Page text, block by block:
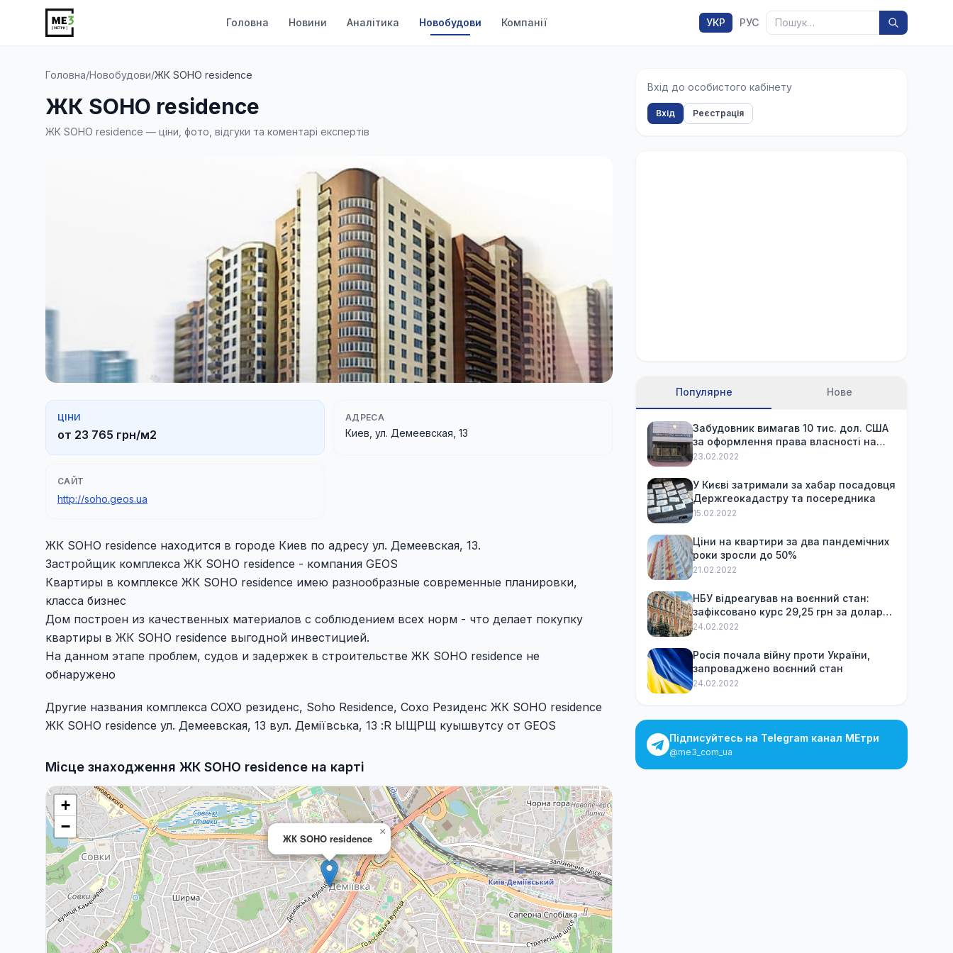
Головна Новини Аналітика Новобудови Компанії УКР РУС Пошук
Головна/Новобудови/ЖК SOHO residence
ЖК SOHO residence
ЖК SOHO residence — ціни, фото, відгуки та коментарі експертів
ЦІНИ
от 23 765 грн/м2
АДРЕСА
Киев, ул. Демеевская, 13
САЙТ
http://soho.geos.ua
ЖК SOHO residence находится в городе Киев по адресу ул. Демеевская, 13.
Застройщик комплекса ЖК SOHO residence - компания GEOS
Квартиры в комплексе ЖК SOHO residence имею разнообразные современные планировки,
класса бизнес
Дом построен из качественных материалов с соблюдением всех норм - что делает покупку
квартиры в ЖК SOHO residence выгодной инвестицией.
На данном этапе проблем, судов и задержек в строительстве ЖК SOHO residence не
обнаружено
Другие названия комплекса СОХО резиденс, Soho Residence, Сохо Резиденс ЖК SOHO residence
ЖК SOHO residence ул. Демеевская, 13 вул. Деміївська, 13 :R ЫЩРЩ куышвутсу от GEOS
Місце знаходження ЖК SOHO residence на карті
ЖК SOHO residence
×
+
−
Вхід до особистого кабінету
Вхід Реєстрація
Популярне Нове
Забудовник вимагав 10 тис. дол. США
за оформлення права власності на
вже куплену квартиру
23.02.2022
У Києві затримали за хабар посадовця
Держгеокадастру та посередника
15.02.2022
Ціни на квартири за два пандемічних
роки зросли до 50%
21.02.2022
НБУ відреагував на воєнний стан:
зафіксовано курс 29,25 грн за долар
та обмежив зняття готівки
24.02.2022
Росія почала війну проти України,
запроваджено воєнний стан
24.02.2022
Підписуйтесь на Telegram канал МЕтри
@me3_com_ua